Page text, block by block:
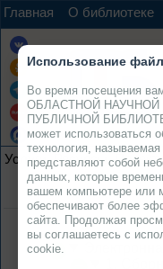
Главная О библиотеке
Услуги Ресурсы
Использование
Во время посещения
ОБЛАСТНОЙ
ПУБЛИЧНОЙ
может использоваться
технология,
представляют собой
данных, которые
вашем компьютере или
обеспечивают более
сайта. Продолжая
вы соглашаетесь с
cookie.